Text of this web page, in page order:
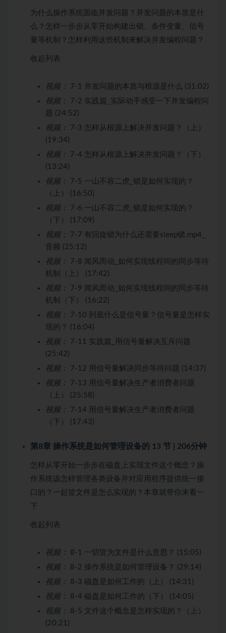
为什么操作系统面临并发问题？并发问题的本质是什
么？怎样一步步从零开始构建出锁、条件变量、信号
量等机制？怎样利用这些机制来解决并发编程问题？
收起列表
视频：
7-1 并发问题的本质与根源是什么 (31:02)
视频：
7-2 实践篇_实际动手感受一下并发编程问
题 (24:52)
视频：
7-3 怎样从根源上解决并发问题？（上）
(19:34)
视频：
7-4 怎样从根源上解决并发问题？（下）
(13:24)
视频：
7-5 一山不容二虎_锁是如何实现的？
（上） (16:50)
视频：
7-6 一山不容二虎_锁是如何实现的？
（下） (17:09)
视频：
7-7 有回旋锁为什么还需要sleep锁.mp4_
音频 (25:12)
视频：
7-8 闻风而动_如何实现线程间的同步等待
机制（上） (17:42)
视频：
7-9 闻风而动_如何实现线程间的同步等待
机制（下） (16:22)
视频：
7-10 到底什么是信号量？信号量是怎样实
现的？ (16:04)
视频：
7-11 实践篇_用信号量解决互斥问题
(25:42)
视频：
7-12 用信号量解决同步等待问题 (14:37)
视频：
7-13 用信号量解决生产者消费者问题
（上） (25:58)
视频：
7-14 用信号量解决生产者消费者问题
（下） (17:43)
第8章 操作系统是如何管理设备的 13 节 | 206分钟
怎样从零开始一步步在磁盘上实现文件这个概念？操
作系统该怎样管理各类设备并对应用程序提供统一接
口的？一起皆文件是怎么实现的？本章就带你来看一
下
收起列表
视频：
8-1 一切皆为文件是什么意思？ (15:05)
视频：
8-2 操作系统是如何管理设备？ (29:14)
视频：
8-3 磁盘是如何工作的（上） (14:31)
视频：
8-4 磁盘是如何工作的（下） (14:05)
视频：
8-5 文件这个概念是怎样实现的？（上）
(20:21)